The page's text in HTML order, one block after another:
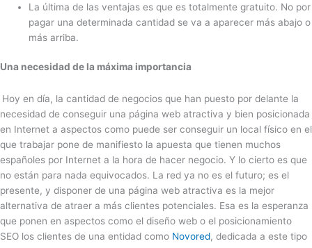
La última de las ventajas es que es totalmente gratuito. No por
pagar una determinada cantidad se va a aparecer más abajo o
más arriba.
Una necesidad de la máxima importancia
Hoy en día, la cantidad de negocios que han puesto por delante la
necesidad de conseguir una página web atractiva y bien posicionada
en Internet a aspectos como puede ser conseguir un local físico en el
que trabajar pone de manifiesto la apuesta que tienen muchos
españoles por Internet a la hora de hacer negocio. Y lo cierto es que
no están para nada equivocados. La red ya no es el futuro; es el
presente, y disponer de una página web atractiva es la mejor
alternativa de atraer a más clientes potenciales. Esa es la esperanza
que ponen en aspectos como el diseño web o el posicionamiento
SEO los clientes de una entidad como Novored, dedicada a este tipo